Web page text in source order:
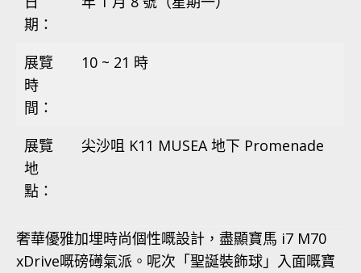
期：
展覽
時
間：
10 ~ 21 時
展覽
地
點：
尖沙咀 K11 MUSEA 地下 Promenade
奢華優雅加埋時尚個性嘅設計，盡顯寶馬 i7 M70
xDrive嘅磅礡氣派。呢次「聖誕裝飾球」入面嘅寶